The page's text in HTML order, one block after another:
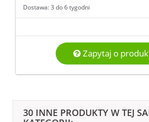
Dostawa: 3 do 6 tygodni
Zapytaj o
30 INNE PRODUKTY W TEJ